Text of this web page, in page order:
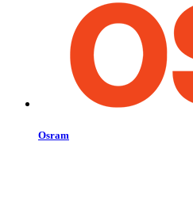
Osram